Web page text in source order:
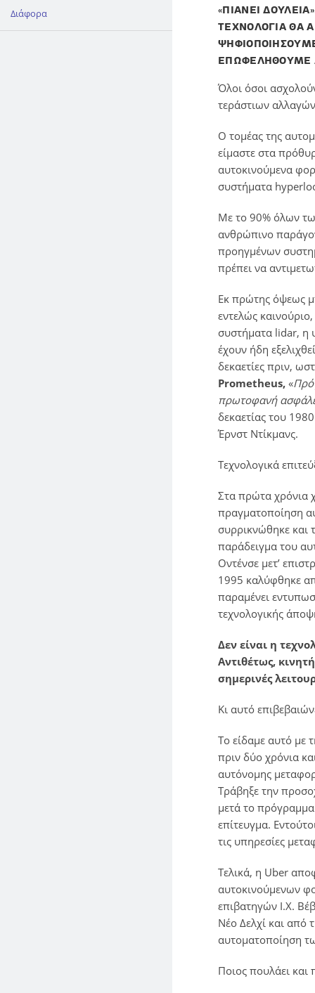
Διάφορα
«ΠΙΑΝΕΙ
ΤΕΧΝΟΛΟΓΙΑ ΘΑ
ΕΠΩΦΕΛΗΘΟΥΜΕ
Όλοι όσοι
τεράστιων
Ο τομέας της
είμαστε στα
αυτοκινούμενα
συστήματα
Με το 90% όλων
ανθρώπινο
προηγμένων
πρέπει να
Εκ πρώτης όψεως
εντελώς
συστήματα lidar, η
έχουν ήδη
δεκαετίες πριν,
Prometheus, «
πρωτοφανή
δεκαετίας του
Έρνστ Ντίκμανς.
Τεχνολογικά
Στα πρώτα χρόνια
πραγματοποίηση
συρρικνώθηκε και
παράδειγμα του
Οντένσε μετ’
1995 καλύφθηκε
παραμένει
τεχνολογικής
Δεν είναι η
Αντιθέτως,
σημερινές
Κι αυτό
Το είδαμε αυτό με
πριν δύο χρόνια
αυτόνομης
Τράβηξε την
μετά το
επίτευγμα.
τις υπηρεσίες
Τελικά, η Uber
αυτοκινούμενων
επιβατηγών Ι.Χ.
Νέο Δελχί και από
αυτοματοποίηση
Ποιος πουλάει και